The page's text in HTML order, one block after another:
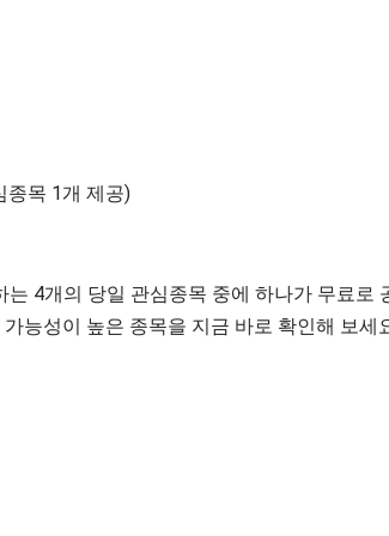
종목 1개 제공)
4개의 당일 관심종목 중에 하나가 무료로
능성이 높은 종목을 지금 바로 확인해 보세